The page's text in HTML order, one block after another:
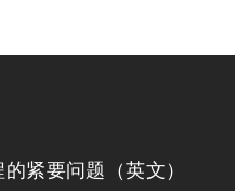
紧要问题（英文）